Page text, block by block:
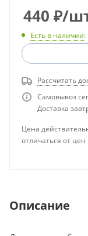
440 ₽/
Есть в наличии:
Рассчитать
Самовывоз
Доставка
Цена
отличаться от
Описание